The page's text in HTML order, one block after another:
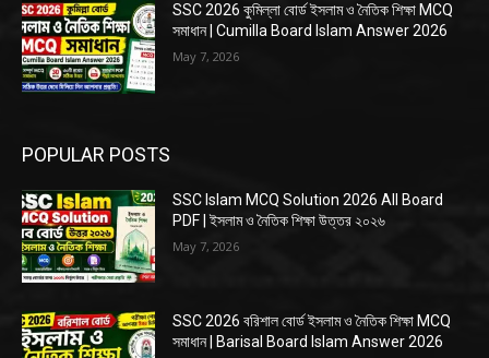
SSC 2026 কুমিল্লা বোর্ড ইসলাম ও নৈতিক শিক্ষা MCQ
সমাধান | Cumilla Board Islam Answer 2026
May 7, 2026
POPULAR POSTS
SSC Islam MCQ Solution 2026 All Board
PDF | ইসলাম ও নৈতিক শিক্ষা উত্তর ২০২৬
May 7, 2026
SSC 2026 বরিশাল বোর্ড ইসলাম ও নৈতিক শিক্ষা MCQ
সমাধান | Barisal Board Islam Answer 2026